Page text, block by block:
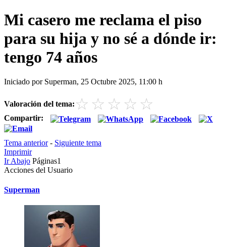
Mi casero me reclama el piso
para su hija y no sé a dónde ir:
tengo 74 años
Iniciado por Superman, 25 Octubre 2025, 11:00 h
Valoración del tema: ☆ ☆ ☆ ☆ ☆
Compartir:
Tema anterior- Siguiente tema
Imprimir
Ir Abajo Páginas1
Acciones del Usuario
Superman